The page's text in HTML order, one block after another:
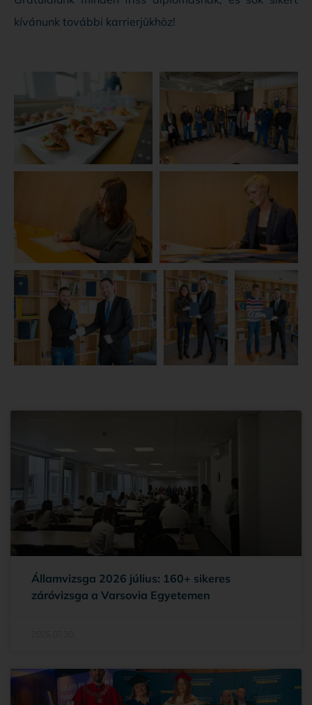
kívánunk további karrierjükhöz!
Államvizsga 2026 július: 160+ sikeres
záróvizsga a Varsovia Egyetemen